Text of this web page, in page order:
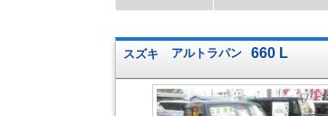
スズキ アルトラパン 660 L